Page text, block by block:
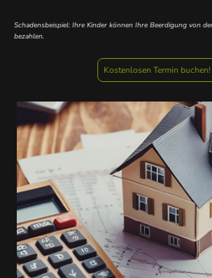
Schadensbeispiel: Ihre Kinder können Ihre Beerdigung von
bezahlen.
Kostenlosen Termin buchen!